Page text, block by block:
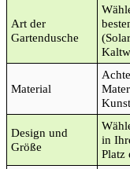
Art der
Gartendusche
Material
Design und
Größe
in
Platz